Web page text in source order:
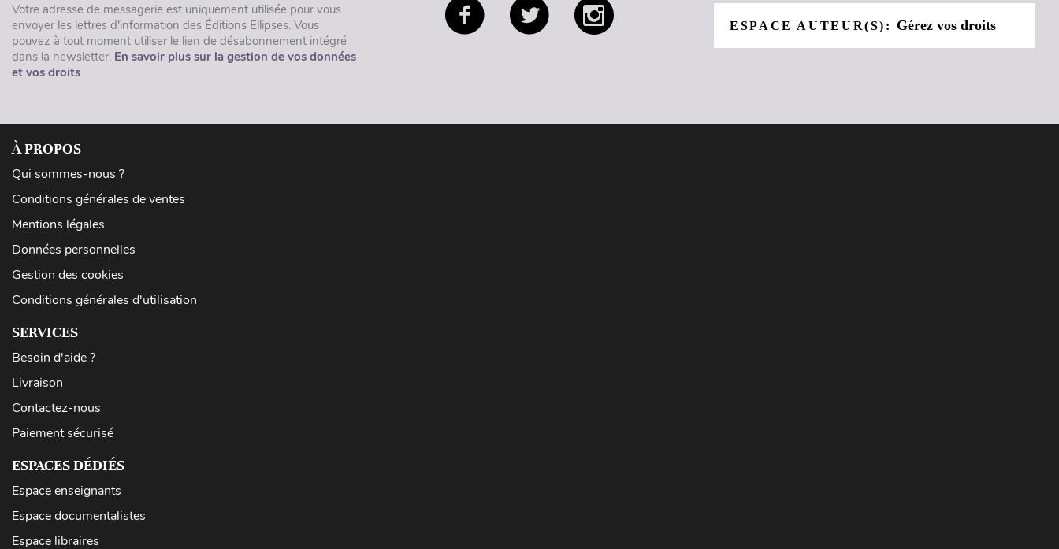
Votre adresse de messagerie est uniquement utilisée pour vous
envoyer les lettres d'information des Éditions Ellipses. Vous
pouvez à tout moment utiliser le lien de désabonnement intégré
dans la newsletter. En savoir plus sur la gestion de vos données
et vos droits
ESPACE AUTEUR(S): Gérez vos droits
À PROPOS
Qui sommes-nous ?
Conditions générales de ventes
Mentions légales
Données personnelles
Gestion des cookies
Conditions générales d'utilisation
SERVICES
Besoin d'aide ?
Livraison
Contactez-nous
Paiement sécurisé
ESPACES DÉDIÉS
Espace enseignants
Espace documentalistes
Espace libraires